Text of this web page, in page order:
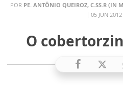
POR PE. ANTÔNIO QUEIROZ, C.SS.R (IN
05 JUN
O